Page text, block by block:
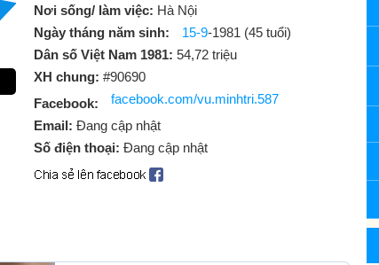
Nơi sống/ làm việc: Hà Nội
Ngày tháng năm sinh:
15-9-1981 (45 tuổi)
Dân số Việt Nam 1981: 54,72 triệu
XH chung: #90690
Facebook:
facebook.com/vu.minhtri.587
Email: Đang cập nhật
Số điện thoại: Đang cập nhật